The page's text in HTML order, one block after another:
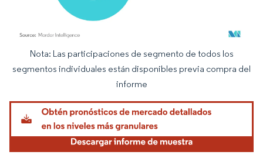
Imagen © Mordor Intelligence. El uso requiere atribución según CC BY 4.0.
Nota: Las participaciones de segmento de todos los
segmentos individuales están disponibles previa compra del
informe